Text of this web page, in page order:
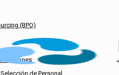
(BPO)
de Personal